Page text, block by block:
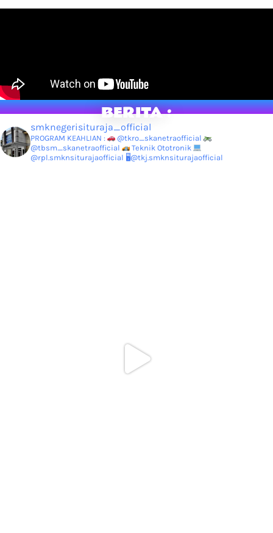
BERITA :
smknegerisituraja_official
PROGRAM KEAHLIAN :
@tkro_skanetraofficial
@tbsm_skanetraofficial
Teknik Ototronik
@rpl.smknsiturajaofficial 🖥@tkj.smknsiturajaofficial